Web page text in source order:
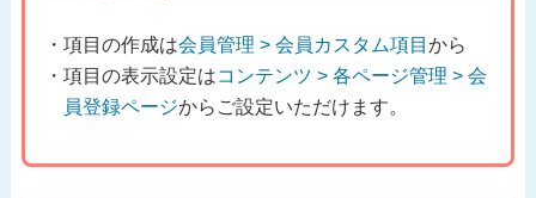
項目の作成は会員管理 > 会員カスタム項目 から
項目の表示設定はコンテンツ > 各ページ管理 > 会
員登録ページからご設定いただけます。